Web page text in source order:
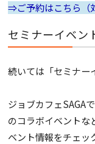
⇒ご予約はこちら（
セミナーイベン
続いては「セミナー
ジョブカフェSAGA
のコラボイベントな
ベント情報をチェッ